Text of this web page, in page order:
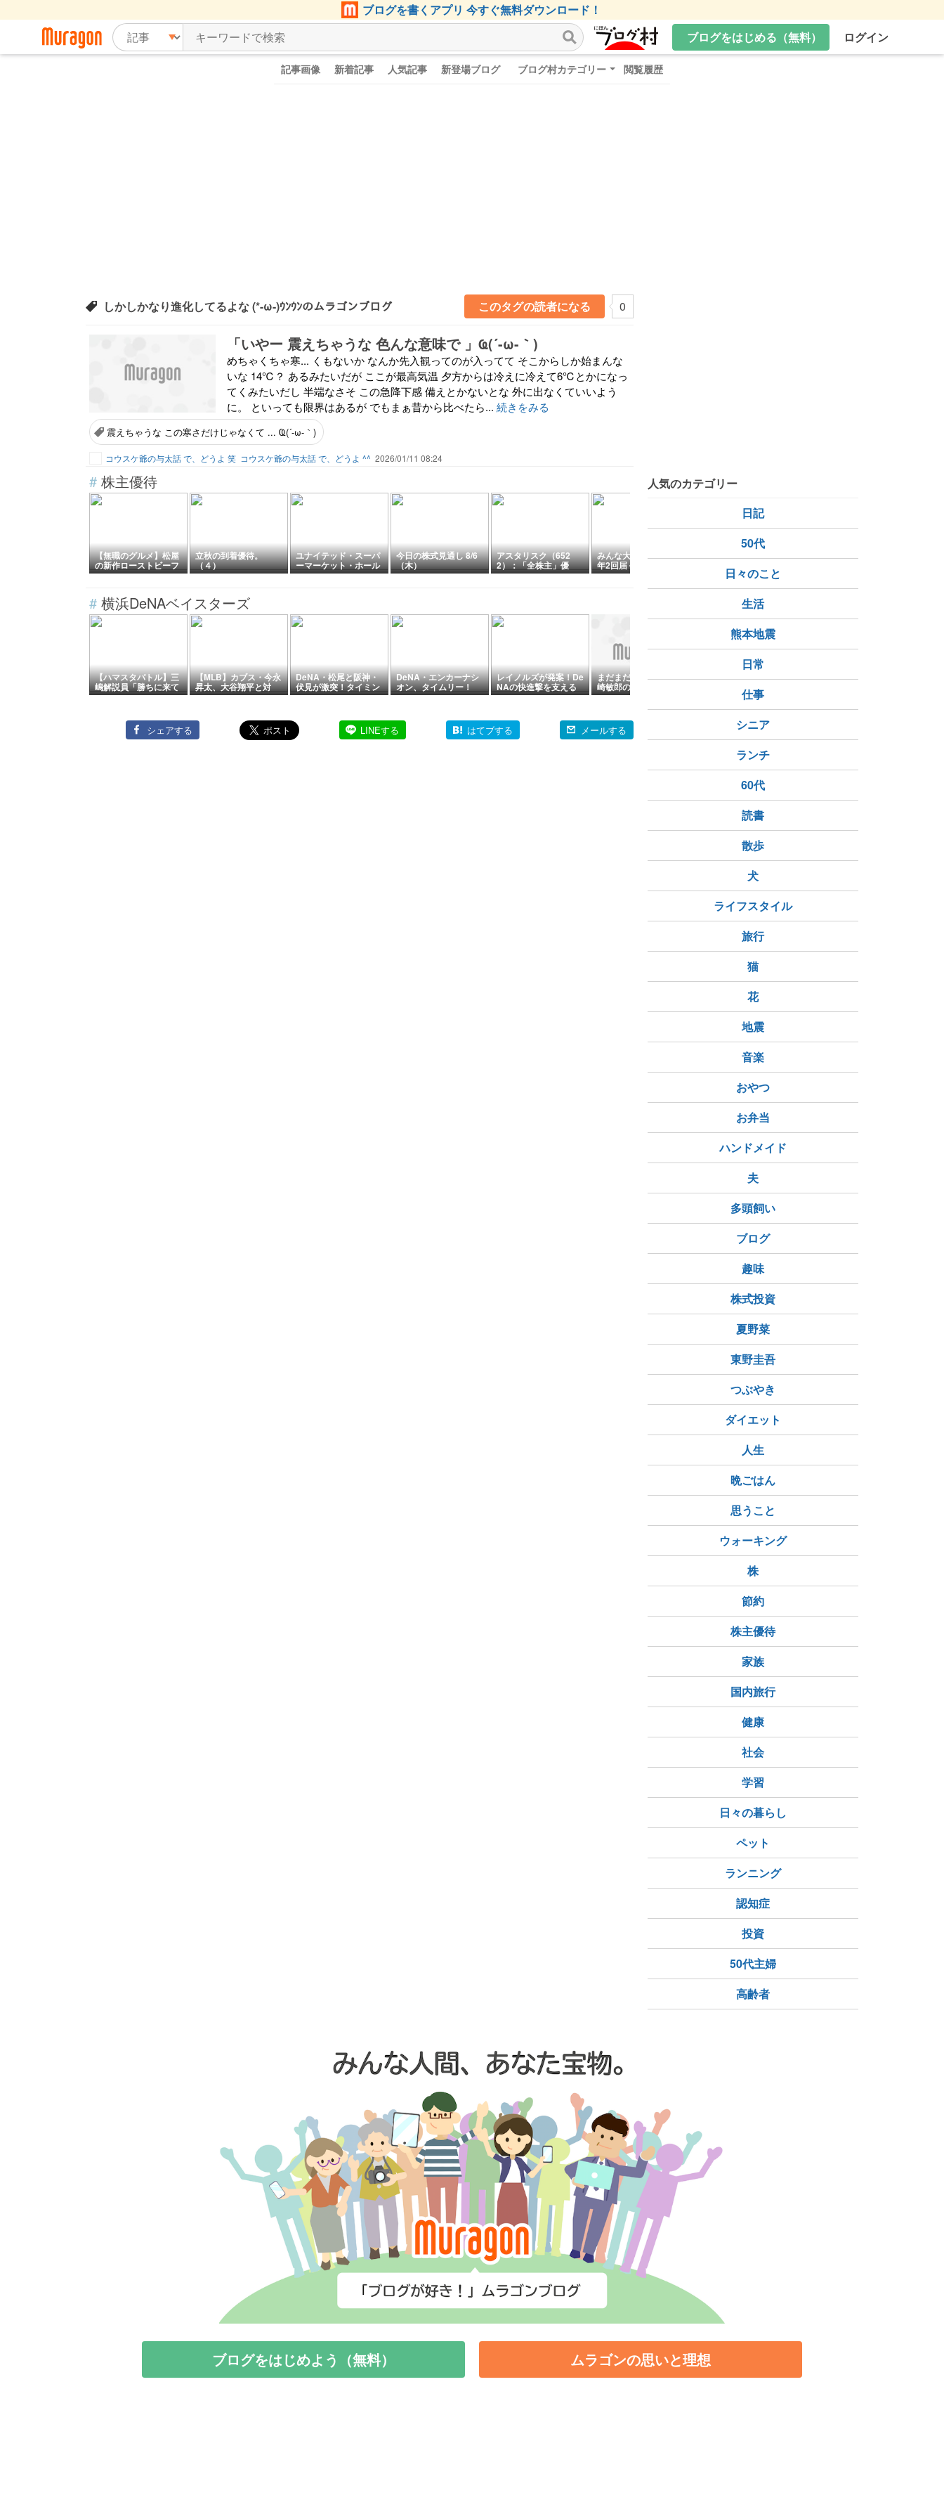
ブログを書くアプリ 今すぐ無料ダウンロード！
ブログをはじめる（無料）
ログイン
記事画像 新着記事 人気記事 新登場ブログ ブログ村カテゴリー 閲覧履歴
しかしかなり進化してるよな (*-ω-)ｳﾝｳﾝのムラゴンブログ このタグの読者になる 0
「いやー 震えちゃうな 色んな意味で 」Ҩ(´-ω-｀)
めちゃくちゃ寒... くもないか なんか先入観ってのが入ってて そこからしか始まんな
いな 14℃？ あるみたいだが ここが最高気温 夕方からは冷えに冷えて6℃とかになっ
てくみたいだし 半端なさそ この急降下感 備えとかないとな 外に出なくていいよう
に。 といっても限界はあるが でもまぁ昔から比べたら... 続きをみる
震えちゃうな この寒さだけじゃなくて ... Ҩ(´-ω-｀)
コウスケ爺の与太話 で、どうよ 笑 コウスケ爺の与太話 で、どうよ ^^ 2026/01/11 08:24
# 株主優待
【無職のグルメ】松屋
の新作ローストビーフ
カレーを優待券で食べ
立秋の到着優待。
（４）
ユナイテッド・スーパ
ーマーケット・ホール
ディングス(3222) 株主
今日の株式見通し 8/6
（木）
アスタリスク（652
2）：「全株主」優
待、3時間の夢と消え
みんな大好きなアレが
年2回届く株主優待
Fire生活2年5日目 〜甲
選手が選ばれる過程を
【株主優待生活】ブル
# 横浜DeNAベイスターズ
【ハマスタバトル】三
嶋解説員「勝ちに来て
ますね」連日の挑戦者
【MLB】カブス・今永
昇太、大谷翔平と対
決！飛翔・三振・安打
DeNA・松尾と阪神・
伏見が激突！タイミン
グはアウト、松尾はコ
害？
DeNA・エンカーナシ
オン、タイムリー！
「佐野行進」後、1塁
レイノルズが発案！De
NAの快進撃を支える
「儀式」の存在を、宮
まだまだ筒香嘉智と宮
崎敏郎の存在感問題
DeNA 11－7 阪神、逆
転勝ちで4連勝！2カー
ド連続の勝ち越し！宮
下5号逆方向V弾！東7
【高橋遥を攻略！大量
vsタイガース8/5
シェアする LINEする はてブする メールする
人気のカテゴリー
日記
50代
日々のこと
生活
熊本地震
日常
仕事
シニア
ランチ
60代
読書
散歩
犬
ライフスタイル
旅行
猫
花
地震
音楽
おやつ
お弁当
ハンドメイド
夫
多頭飼い
ブログ
趣味
株式投資
夏野菜
東野圭吾
つぶやき
ダイエット
人生
晩ごはん
思うこと
ウォーキング
株
節約
株主優待
家族
国内旅行
健康
社会
学習
日々の暮らし
ペット
ランニング
認知症
投資
50代主婦
高齢者
ブログをはじめよう（無料） ムラゴンの思いと理想